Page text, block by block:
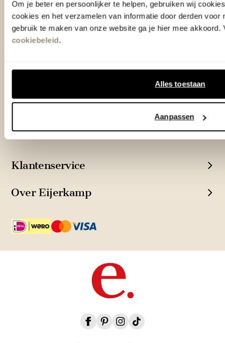
Om je beter en persoonlijker te helpen, gebruiken wij
cookies en het verzamelen van informatie door derden voor
gebruik te maken van onze website ga je hier mee akkoord.
cookiebeleid.
Alles toestaan
Aanpassen
Adres & Openingstijden
Klantenservice
Over Eijerkamp
TrustScore4.7| 15529 reviews